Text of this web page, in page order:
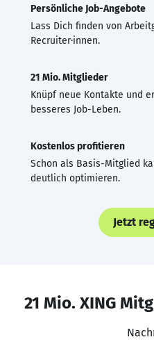
Persönliche Job-Angebote
Lass Dich finden von
Recruiter·innen.
21 Mio. Mitglieder
Knüpf neue Kontakte und
besseres Job-Leben.
Kostenlos profitieren
Schon als Basis-Mitglied
deutlich optimieren.
Jetzt
21 Mio. XING